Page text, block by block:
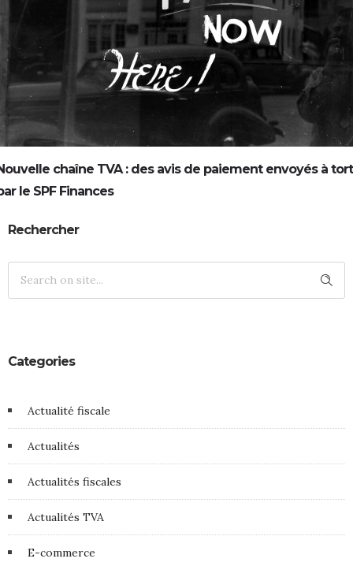
chaîne TVA : des avis de paiement envoyés à tort
le SPF Finances
Rechercher
Categories
Actualité fiscale
Actualités
Actualités fiscales
Actualités TVA
E-commerce